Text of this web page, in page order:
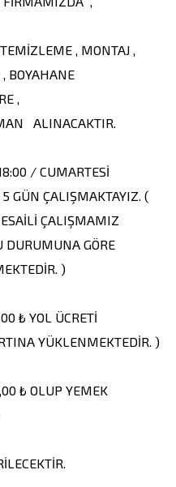
BOYAHANE
,
ALINACAKTIR.
GÜN ÇALIŞMAKTAYIZ. (
ÇALIŞMAMIZ
DURUMUNA GÖRE
)
₺ YOL ÜCRETİ
YÜKLENMEKTEDİR. )
₺ OLUP YEMEK